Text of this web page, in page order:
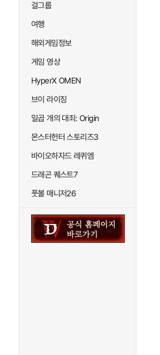
걸그룹
여행
해외게임정보
게임 영상
HyperX OMEN
브이 라이징
일곱 개의 대죄: Origin
몬스터헌터 스토리즈3
바이오하자드 레퀴엠
드래곤 퀘스트7
풋볼 매니저26